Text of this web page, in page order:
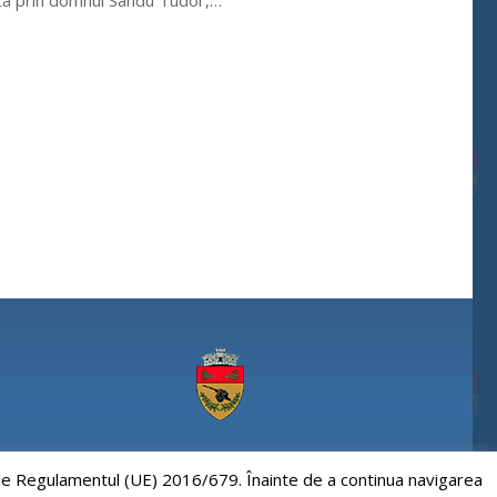
(UE) 2016/679. Înainte de a continua navigarea